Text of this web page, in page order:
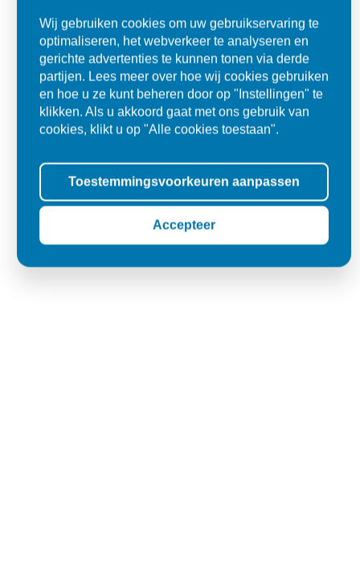
Alles goed zo was afgesproken.
"Materiaal was goed en de prijs ook. Dus zeker tevreden.."
Wij gebruiken cookies om uw gebruikservaring te
optimaliseren, het webverkeer te analyseren en
gerichte advertenties te kunnen tonen via derde
partijen. Lees meer over hoe wij cookies gebruiken
en hoe u ze kunt beheren door op "Instellingen" te
klikken. Als u akkoord gaat met ons gebruik van
cookies, klikt u op "Alle cookies toestaan".
Toestemmingsvoorkeuren aanpassen
Accepteer